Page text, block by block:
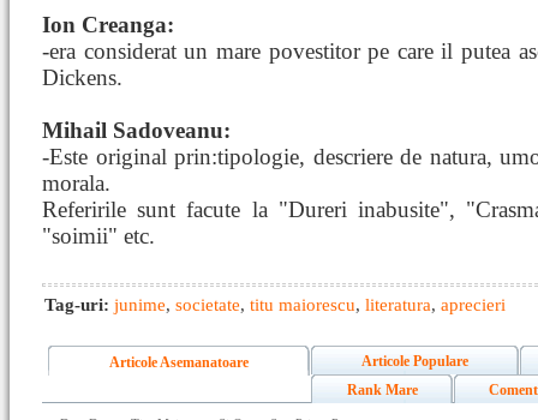
Ion Creanga:
-era considerat un mare povestitor pe care il putea
Dickens.
Mihail Sadoveanu:
-Este original prin:tipologie, descriere de natura,
morala.
Referirile sunt facute la "Dureri inabusite",
"soimii" etc.
Tag-uri: junime, societate, titu maiorescu, literatura, aprecieri
Articole Asemanatoare
Articole Populare
Rank Mare